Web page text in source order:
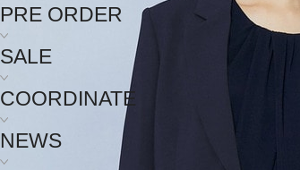
PRE ORDER
SALE
COORDINATE
NEWS